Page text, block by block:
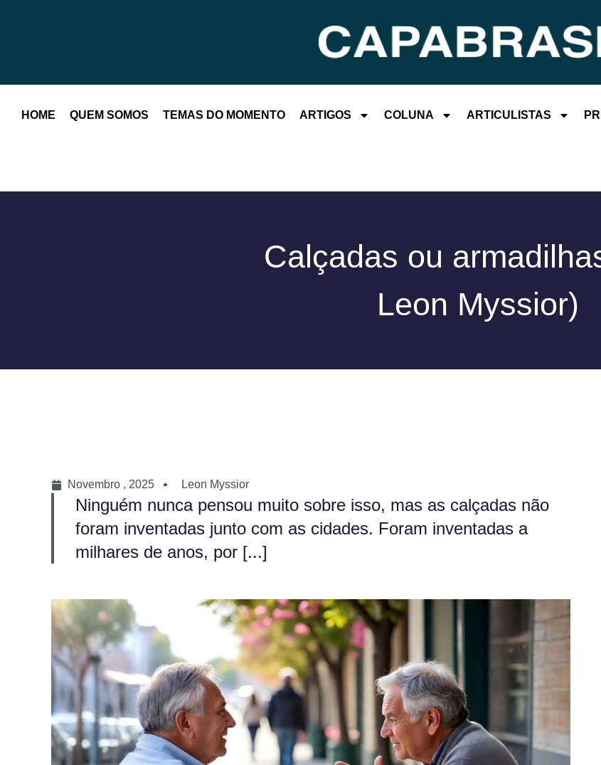
HOME QUEM SOMOS TEMAS DO MOMENTO ARTIGOS COLUNA ARTICULISTAS
Calçadas ou
Leon Myssior)
Novembro , 2025 Leon Myssior
Ninguém nunca pensou muito sobre isso, mas as calçadas não
foram inventadas junto com as cidades. Foram inventadas a
milhares de anos, por [...]